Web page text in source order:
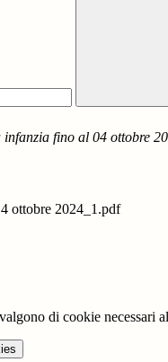
infanzia fino al 04 ottobre
ottobre 2024_1.pdf
di cookie necessari